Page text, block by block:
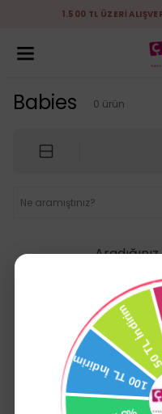
1.500 TL ÜZERİ
Babies 0 ürün